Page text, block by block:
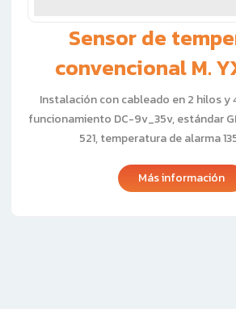
Sensor de
convencional M.
Instalación con cableado en 2 hilos y
funcionamiento DC-9v_35v, estándar
521, temperatura de alarma
Más información